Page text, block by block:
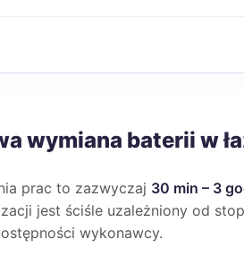
wymiana baterii w
prac to zazwyczaj 30 min – 3
jest ściśle uzależniony od
wykonawcy.